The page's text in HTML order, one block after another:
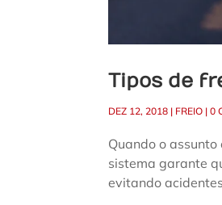
Tipos de
DEZ 12, 2018 | FREIO |0
Quando o
sistema garante
evitando